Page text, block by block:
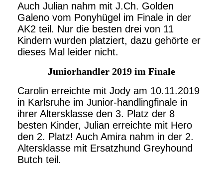
Auch Julian nahm mit J.Ch. Golden
Galeno vom Ponyhügel im Finale in der
AK2 teil. Nur die besten drei von 11
Kindern wurden platziert, dazu gehörte er
dieses Mal leider nicht.
Juniorhandler 2019 im Finale
Carolin erreichte mit Jody am 10.11.2019
in Karlsruhe im Junior-handlingfinale in
ihrer Altersklasse den 3. Platz der 8
besten Kinder, Julian erreichte mit Hero
den 2. Platz! Auch Amira nahm in der 2.
Altersklasse mit Ersatzhund Greyhound
Butch teil.